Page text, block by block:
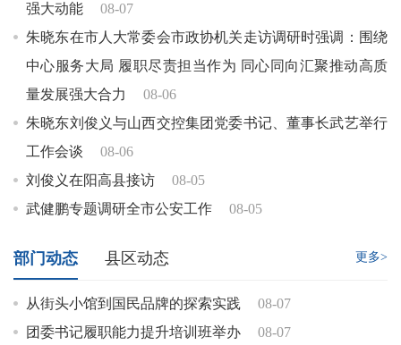
强大动能
08-07
朱晓东在市人大常委会市政协机关走访调研时强调：围绕
中心服务大局 履职尽责担当作为 同心同向汇聚推动高质
量发展强大合力
08-06
朱晓东刘俊义与山西交控集团党委书记、董事长武艺举行
工作会谈
08-06
刘俊义在阳高县接访
08-05
武健鹏专题调研全市公安工作
08-05
部门动态 县区动态 更多>
从街头小馆到国民品牌的探索实践
08-07
团委书记履职能力提升培训班举办
08-07